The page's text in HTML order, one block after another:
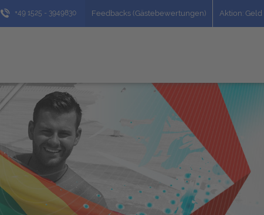
+49 1525 - 3949830 Feedbacks (Gästebewertungen) Aktion: